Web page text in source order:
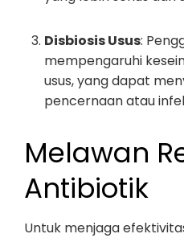
Disbiosis Usus:
mempengaruhi
usus, yang dapat
pencernaan atau
Melawan
Antibiotik
Untuk menjaga